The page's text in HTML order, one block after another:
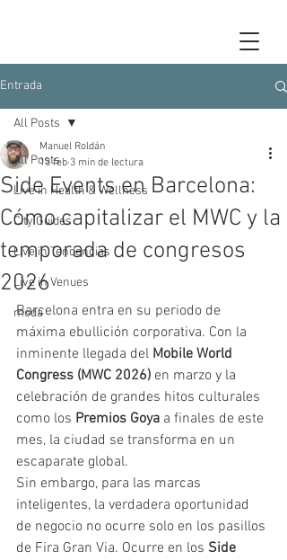
Entrada
All Posts
Live in Health & Wellness
City Guides
Live in Tendencias
Live in Venues
moda
All Posts
Side Events en Barcelona:
Cómo capitalizar el MWC y la
temporada de congresos
2026
Manuel Roldán
13 feb 3 min de lectura
Barcelona entra en su periodo de
máxima ebullición corporativa. Con la
inminente llegada del Mobile World
Congress (MWC 2026) en marzo y la
celebración de grandes hitos culturales
como los Premios Goya a finales de este
mes, la ciudad se transforma en un
escaparate global.
Sin embargo, para las marcas
inteligentes, la verdadera oportunidad
de negocio no ocurre solo en los pasillos
de Fira Gran Via. Ocurre en los Side